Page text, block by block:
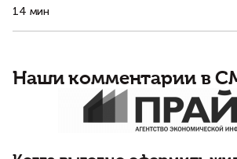
14 мин
Наши комментарии в